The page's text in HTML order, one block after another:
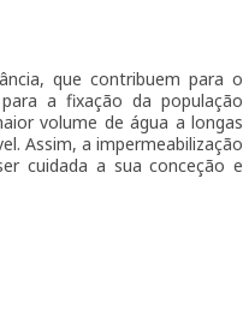
que contribuem para o
a fixação da população
volume de água a longas
Assim, a impermeabilização
cuidada a sua conceção e